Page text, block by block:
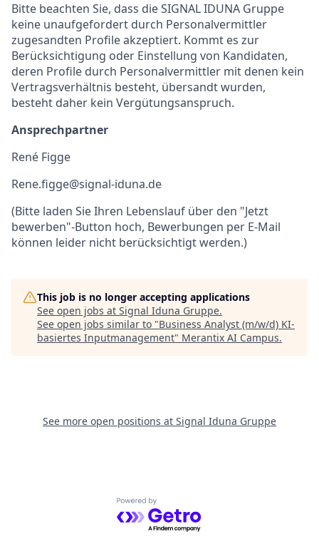
Bitte beachten Sie, dass die SIGNAL IDUNA Gruppe
keine unaufgefordert durch Personalvermittler
zugesandten Profile akzeptiert. Kommt es zur
Berücksichtigung oder Einstellung von Kandidaten,
deren Profile durch Personalvermittler mit denen kein
Vertragsverhältnis besteht, übersandt wurden,
besteht daher kein Vergütungsanspruch.
Ansprechpartner
René Figge
Rene.figge@signal-iduna.de
(Bitte laden Sie Ihren Lebenslauf über den "Jetzt
bewerben"-Button hoch, Bewerbungen per E-Mail
können leider nicht berücksichtigt werden.)
This job is no longer accepting applications
See open jobs at Signal Iduna Gruppe.
See open jobs similar to "Business Analyst (m/w/d) KI-
basiertes Inputmanagement" Merantix AI Campus.
See more open positions at Signal Iduna Gruppe
Powered by Getro.com